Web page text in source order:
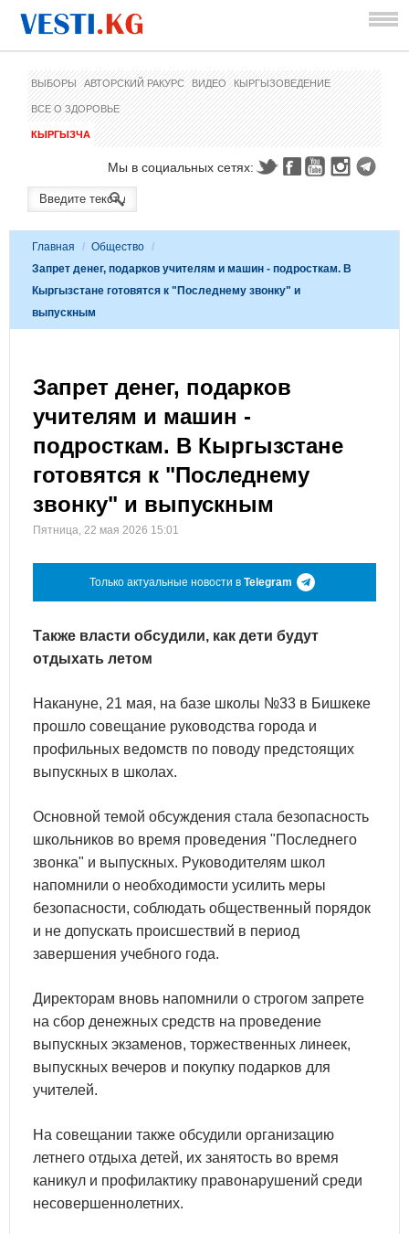
ВЫБОРЫ АВТОРСКИЙ РАКУРС ВИДЕО КЫРГЫЗОВЕДЕНИЕ
ВСЕ О ЗДОРОВЬЕ
КЫРГЫЗЧА
Мы в социальных сетях:
Главная / Общество /
Запрет денег, подарков учителям и машин - подросткам. В
Кыргызстане готовятся к "Последнему звонку" и
выпускным
Запрет денег, подарков
учителям и машин -
подросткам. В Кыргызстане
готовятся к "Последнему
звонку" и выпускным
Пятница, 22 мая 2026 15:01
Только актуальные новости в Telegram
Также власти обсудили, как дети будут
отдыхать летом
Накануне, 21 мая, на базе школы №33 в Бишкеке
прошло совещание руководства города и
профильных ведомств по поводу предстоящих
выпускных в школах.
Основной темой обсуждения стала безопасность
школьников во время проведения "Последнего
звонка" и выпускных. Руководителям школ
напомнили о необходимости усилить меры
безопасности, соблюдать общественный порядок
и не допускать происшествий в период
завершения учебного года.
Директорам вновь напомнили о строгом запрете
на сбор денежных средств на проведение
выпускных экзаменов, торжественных линеек,
выпускных вечеров и покупку подарков для
учителей.
На совещании также обсудили организацию
летнего отдыха детей, их занятость во время
каникул и профилактику правонарушений среди
несовершеннолетних.